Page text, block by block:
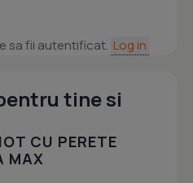
sa fii autentificat. Log in
tine si
CU PERETE
MAX